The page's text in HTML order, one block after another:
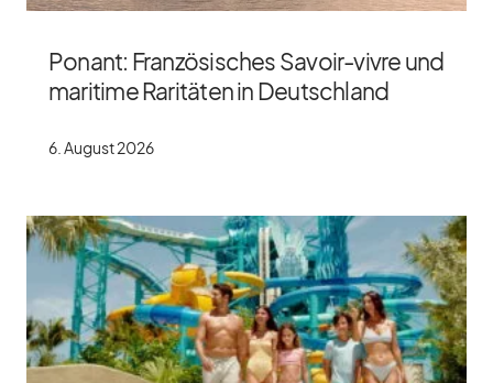
Ponant: Französisches Savoir-vivre und
maritime Raritäten in Deutschland
6. Au­gust 2026